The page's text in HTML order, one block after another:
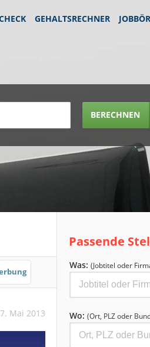
GEHALTSRECHNER
BERECHNEN
Mai 2013
Passende
Was: (Jobtitel oder
Wo: (Ort, PLZ oder